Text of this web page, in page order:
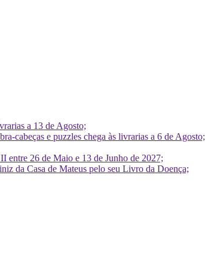
a 13 de Agosto;
cabeças e puzzles chega às livrarias a 6 de Agosto;
entre 26 de Maio e 13 de Junho de 2027;
da Casa de Mateus pelo seu Livro da Doença;